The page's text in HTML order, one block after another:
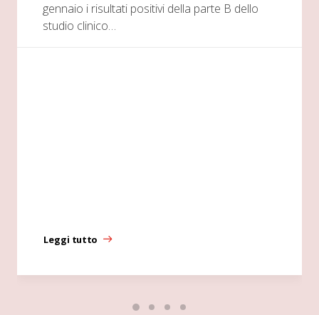
gennaio i risultati positivi della parte B dello
studio clinico…
Leggi tutto